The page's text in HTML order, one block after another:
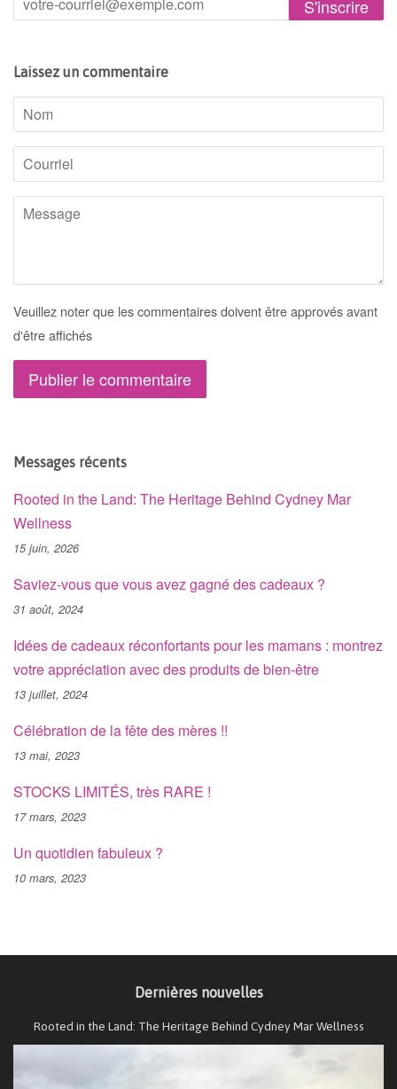
Laissez un commentaire
Nom
Courriel
Message
Veuillez noter que les commentaires doivent être approvés avant
d'être affichés
Messages récents
Rooted in the Land: The Heritage Behind Cydney Mar
Wellness
15 juin, 2026
Saviez-vous que vous avez gagné des cadeaux ?
31 août, 2024
Idées de cadeaux réconfortants pour les mamans : montrez
votre appréciation avec des produits de bien-être
13 juillet, 2024
Célébration de la fête des mères !!
13 mai, 2023
STOCKS LIMITÉS, très RARE !
17 mars, 2023
Un quotidien fabuleux ?
10 mars, 2023
Dernières nouvelles
Rooted in the Land: The Heritage Behind Cydney Mar Wellness